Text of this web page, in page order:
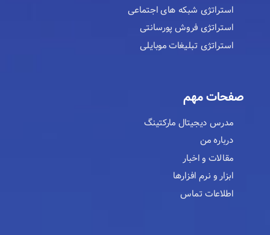
استراتژی شبکه های اجتماعی
استراتژی فروش پورسانتی
استراتژی تبلیغات موبایلی
صفحات مهم
مدرس دیجیتال مارکتینگ
درباره من
مقالات و اخبار
ابزار و نرم افزارها
اطلاعات تماس